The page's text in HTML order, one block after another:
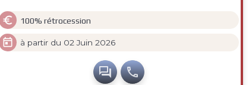
 100% rétrocession
 à partir du 02 Juin 2026
 